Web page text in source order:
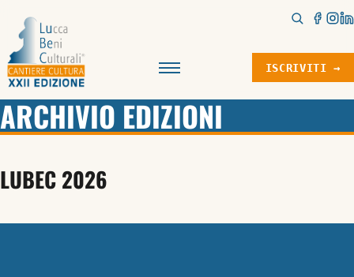
Menu
ISCRIVITI →
ARCHIVIO EDIZIONI
LUBEC 2026